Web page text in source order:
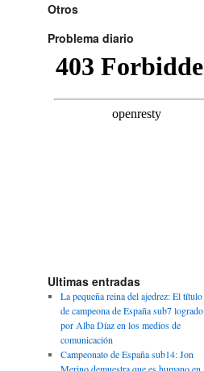
Otros
Problema diario
Ultimas entradas
La pequeña reina del ajedrez: El título
de campeona de España sub7 logrado
por Alba Díaz en los medios de
comunicación
Campeonato de España sub14: Jon